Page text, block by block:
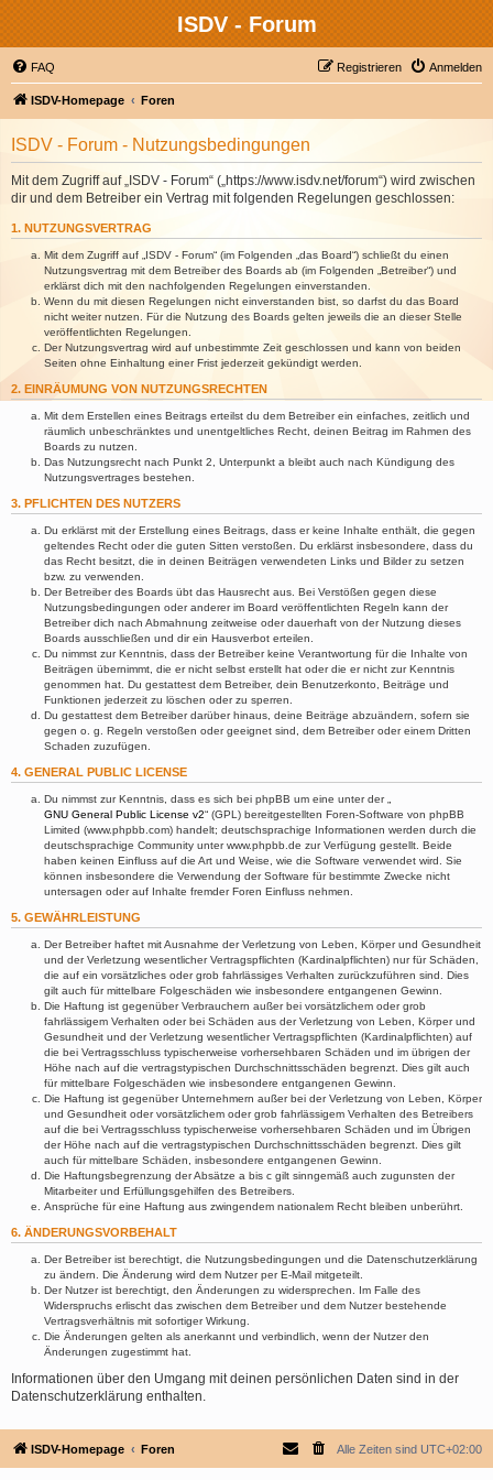
ISDV - Forum
FAQ Anmelden
Registrieren
ISDV-Homepage Foren
ISDV - Forum - Nutzungsbedingungen
Mit dem Zugriff auf „ISDV - Forum“ („https://www.isdv.net/forum“) wird zwischen
dir und dem Betreiber ein Vertrag mit folgenden Regelungen geschlossen:
1. NUTZUNGSVERTRAG
Mit dem Zugriff auf „ISDV - Forum“ (im Folgenden „das Board“) schließt du einen
Nutzungsvertrag mit dem Betreiber des Boards ab (im Folgenden „Betreiber“) und
erklärst dich mit den nachfolgenden Regelungen einverstanden.
Wenn du mit diesen Regelungen nicht einverstanden bist, so darfst du das Board
nicht weiter nutzen. Für die Nutzung des Boards gelten jeweils die an dieser Stelle
veröffentlichten Regelungen.
Der Nutzungsvertrag wird auf unbestimmte Zeit geschlossen und kann von beiden
Seiten ohne Einhaltung einer Frist jederzeit gekündigt werden.
2. EINRÄUMUNG VON NUTZUNGSRECHTEN
Mit dem Erstellen eines Beitrags erteilst du dem Betreiber ein einfaches, zeitlich und
räumlich unbeschränktes und unentgeltliches Recht, deinen Beitrag im Rahmen des
Boards zu nutzen.
Das Nutzungsrecht nach Punkt 2, Unterpunkt a bleibt auch nach Kündigung des
Nutzungsvertrages bestehen.
3. PFLICHTEN DES NUTZERS
Du erklärst mit der Erstellung eines Beitrags, dass er keine Inhalte enthält, die gegen
geltendes Recht oder die guten Sitten verstoßen. Du erklärst insbesondere, dass du
das Recht besitzt, die in deinen Beiträgen verwendeten Links und Bilder zu setzen
bzw. zu verwenden.
Der Betreiber des Boards übt das Hausrecht aus. Bei Verstößen gegen diese
Nutzungsbedingungen oder anderer im Board veröffentlichten Regeln kann der
Betreiber dich nach Abmahnung zeitweise oder dauerhaft von der Nutzung dieses
Boards ausschließen und dir ein Hausverbot erteilen.
Du nimmst zur Kenntnis, dass der Betreiber keine Verantwortung für die Inhalte von
Beiträgen übernimmt, die er nicht selbst erstellt hat oder die er nicht zur Kenntnis
genommen hat. Du gestattest dem Betreiber, dein Benutzerkonto, Beiträge und
Funktionen jederzeit zu löschen oder zu sperren.
Du gestattest dem Betreiber darüber hinaus, deine Beiträge abzuändern, sofern sie
gegen o. g. Regeln verstoßen oder geeignet sind, dem Betreiber oder einem Dritten
Schaden zuzufügen.
4. GENERAL PUBLIC LICENSE
Du nimmst zur Kenntnis, dass es sich bei phpBB um eine unter der „
GNU General Public License v2“ (GPL) bereitgestellten Foren-Software von phpBB
Limited (www.phpbb.com) handelt; deutschsprachige Informationen werden durch die
deutschsprachige Community unter www.phpbb.de zur Verfügung gestellt. Beide
haben keinen Einfluss auf die Art und Weise, wie die Software verwendet wird. Sie
können insbesondere die Verwendung der Software für bestimmte Zwecke nicht
untersagen oder auf Inhalte fremder Foren Einfluss nehmen.
5. GEWÄHRLEISTUNG
Der Betreiber haftet mit Ausnahme der Verletzung von Leben, Körper und Gesundheit
und der Verletzung wesentlicher Vertragspflichten (Kardinalpflichten) nur für Schäden,
die auf ein vorsätzliches oder grob fahrlässiges Verhalten zurückzuführen sind. Dies
gilt auch für mittelbare Folgeschäden wie insbesondere entgangenen Gewinn.
Die Haftung ist gegenüber Verbrauchern außer bei vorsätzlichem oder grob
fahrlässigem Verhalten oder bei Schäden aus der Verletzung von Leben, Körper und
Gesundheit und der Verletzung wesentlicher Vertragspflichten (Kardinalpflichten) auf
die bei Vertragsschluss typischerweise vorhersehbaren Schäden und im übrigen der
Höhe nach auf die vertragstypischen Durchschnittsschäden begrenzt. Dies gilt auch
für mittelbare Folgeschäden wie insbesondere entgangenen Gewinn.
Die Haftung ist gegenüber Unternehmern außer bei der Verletzung von Leben, Körper
und Gesundheit oder vorsätzlichem oder grob fahrlässigem Verhalten des Betreibers
auf die bei Vertragsschluss typischerweise vorhersehbaren Schäden und im Übrigen
der Höhe nach auf die vertragstypischen Durchschnittsschäden begrenzt. Dies gilt
auch für mittelbare Schäden, insbesondere entgangenen Gewinn.
Die Haftungsbegrenzung der Absätze a bis c gilt sinngemäß auch zugunsten der
Mitarbeiter und Erfüllungsgehilfen des Betreibers.
Ansprüche für eine Haftung aus zwingendem nationalem Recht bleiben unberührt.
6. ÄNDERUNGSVORBEHALT
Der Betreiber ist berechtigt, die Nutzungsbedingungen und die Datenschutzerklärung
zu ändern. Die Änderung wird dem Nutzer per E-Mail mitgeteilt.
Der Nutzer ist berechtigt, den Änderungen zu widersprechen. Im Falle des
Widerspruchs erlischt das zwischen dem Betreiber und dem Nutzer bestehende
Vertragsverhältnis mit sofortiger Wirkung.
Die Änderungen gelten als anerkannt und verbindlich, wenn der Nutzer den
Änderungen zugestimmt hat.
Informationen über den Umgang mit deinen persönlichen Daten sind in der
Datenschutzerklärung enthalten.
ISDV-Homepage Foren Alle Zeiten sind UTC+02:00